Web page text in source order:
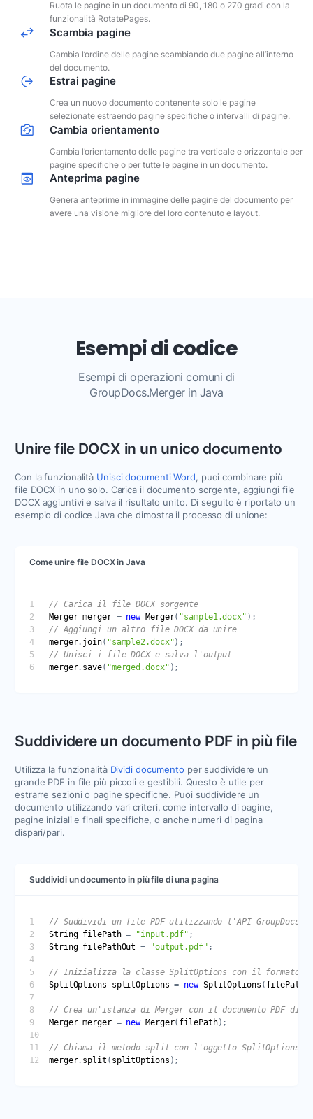
Ruota le pagine in un documento di 90, 180 o 270 gradi con la
funzionalità RotatePages.
Scambia pagine
Cambia l’ordine delle pagine scambiando due pagine all’interno
del documento.
Estrai pagine
Crea un nuovo documento contenente solo le pagine
selezionate estraendo pagine specifiche o intervalli di pagine.
Cambia orientamento
Cambia l’orientamento delle pagine tra verticale e orizzontale per
pagine specifiche o per tutte le pagine in un documento.
Anteprima pagine
Genera anteprime in immagine delle pagine del documento per
avere una visione migliore del loro contenuto e layout.
Esempi di codice
Esempi di operazioni comuni di
GroupDocs.Merger in Java
Unire file DOCX in un unico documento
Con la funzionalità Unisci documenti Word, puoi combinare più
file DOCX in uno solo. Carica il documento sorgente, aggiungi file
DOCX aggiuntivi e salva il risultato unito. Di seguito è riportato un
esempio di codice Java che dimostra il processo di unione:
Come unire file DOCX in Java
// Carica il file DOCX sorgente
Merger merger = new Merger( "sample1.docx"
merger. join( "sample2.docx"
merger. save( "merged.docx"
Suddividere un documento PDF in più file
Utilizza la funzionalità Dividi documento per suddividere un
grande PDF in file più piccoli e gestibili. Questo è utile per
estrarre sezioni o pagine specifiche. Puoi suddividere un
documento utilizzando vari criteri, come intervallo di pagine,
pagine iniziali e finali specifiche, o anche numeri di pagina
dispari/pari.
Suddividi un documento in più file di una pagina
String filePath = "input.pdf"
String filePathOut = "output.pdf"
SplitOptions splitOptions = new SplitOptions (
Merger merger = new Merger( filePath
merger. split ( splitOptions